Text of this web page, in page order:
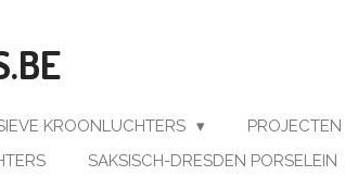
KROONLUCHTERS
PROJECTEN
SAKSISCH-DRESDEN PORSELEIN